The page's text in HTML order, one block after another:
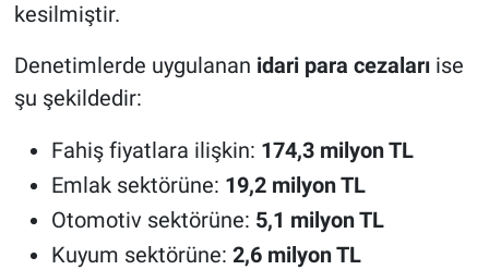
kesilmiştir.
Denetimlerde uygulanan idari para cezalarıise
şu şekildedir:
Fahiş fiyatlara ilişkin: 174,3 milyon TL
Emlak sektörüne: 19,2 milyon TL
Otomotiv sektörüne: 5,1 milyon TL
Kuyum sektörüne: 2,6 milyon TL